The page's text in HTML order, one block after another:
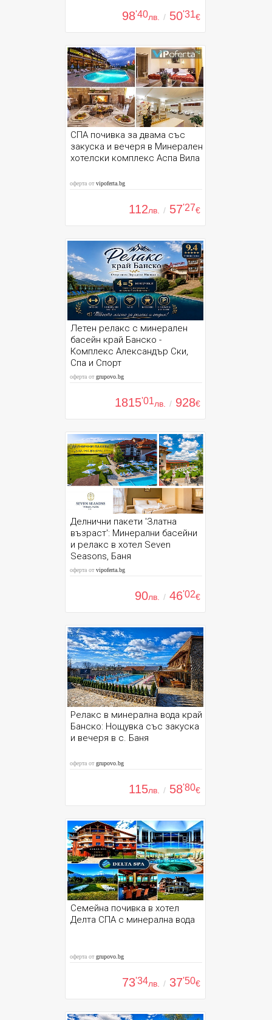
98'40лв. / 50'31€
СПА почивка за двама със
закуска и вечеря в Минерален
хотелски комплекс Аспа Вила
оферта отvipoferta.bg
112лв. / 57'27€
Летен релакс с минерален
басейн край Банско -
Комплекс Александър Ски,
Спа и Спорт
оферта отgrupovo.bg
1815'01лв. / 928€
Делнични пакети 'Златна
възраст': Минерални басейни
и релакс в хотел Seven
Seasons, Баня
оферта отvipoferta.bg
90лв. / 46'02€
Релакс в минерална вода край
Банско: Нощувка със закуска
и вечеря в с. Баня
оферта отgrupovo.bg
115лв. / 58'80€
Семейна почивка в хотел
Делта СПА с минерална вода
оферта отgrupovo.bg
73'34лв. / 37'50€